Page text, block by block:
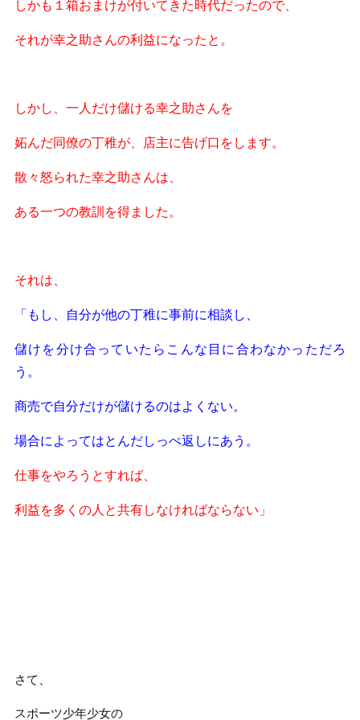
しかも１箱おまけが付いてきた時代だったので、
それが幸之助さんの利益になったと。
しかし、 一人だけ儲ける幸之助さんを
妬んだ同僚の丁稚が、 店主に告げ口をします。
散々怒られた幸之助さんは、
ある一つの教訓を得ました。
それは、
「もし、自分が他の丁稚に事前に相談し、
儲けを分け合っていたらこんな目に合わなかっただろ
う。
商売で自分だけが儲けるのはよくない。
場合によってはとんだしっぺ返しにあう。
仕事をやろうとすれば、
利益を多くの人と共有しなければならない」
さて、
スポーツ少年少女の